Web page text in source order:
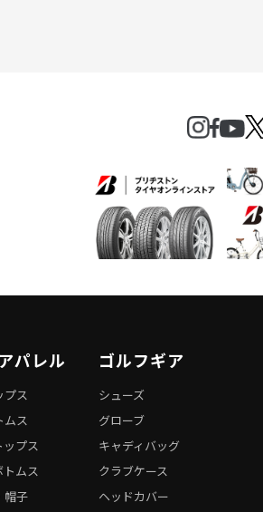
パレル
プス
ムス
ップス
トムス
帽子
ゴルフギア
シューズ
グローブ
キャディバッグ
クラブケース
ヘッドカバー